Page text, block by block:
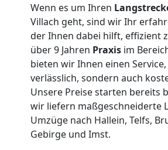
Wenn es um Ihren
Villach geht, sind wir Ihr
der Ihnen dabei hilft, effizient
über 9 Jahren Praxis im
bieten wir Ihnen einen
verlässlich, sondern auch
Unsere Preise starten bereits
wir liefern maßgeschneiderte
Umzüge nach Hallein, Telfs,
Gebirge und Imst.